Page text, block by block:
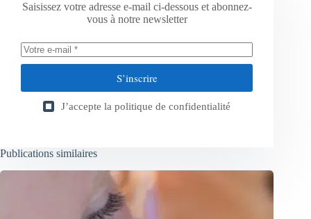
Saisissez votre adresse e-mail ci-dessous et abonnez-
vous à notre newsletter
S’inscrire
J’accepte la politique de confidentialité
Publications similaires